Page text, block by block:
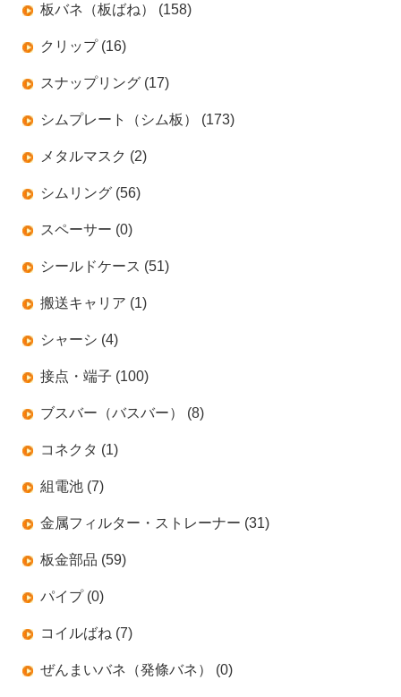
板バネ（板ばね） (158)
クリップ (16)
スナップリング (17)
シムプレート（シム板） (173)
メタルマスク (2)
シムリング (56)
スペーサー (0)
シールドケース (51)
搬送キャリア (1)
シャーシ (4)
接点・端子 (100)
ブスバー（バスバー） (8)
コネクタ (1)
組電池 (7)
金属フィルター・ストレーナー (31)
板金部品 (59)
パイプ (0)
コイルばね (7)
ぜんまいバネ（発條バネ） (0)